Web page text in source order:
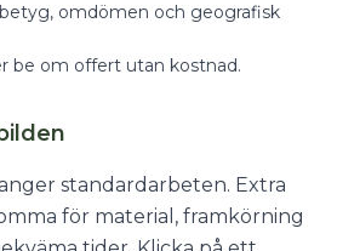
omdömen och geografisk
be om offert utan kostnad.
standardarbeten. Extra
för material, framkörning